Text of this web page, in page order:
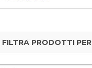
FILTRA PRODOTTI PER